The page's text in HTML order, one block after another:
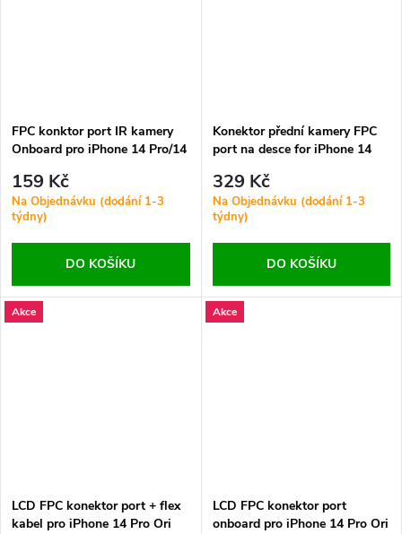
FPC konktor port IR kamery
Onboard pro iPhone 14 Pro/14
159 Kč
Na Objednávku (dodání 1-3
týdny)
DO KOŠÍKU
Konektor přední kamery FPC
port na desce for iPhone 14
329 Kč
Na Objednávku (dodání 1-3
týdny)
DO KOŠÍKU
Akce
LCD FPC konektor port + flex
kabel pro iPhone 14 Pro Ori
Akce
LCD FPC konektor port
onboard pro iPhone 14 Pro Ori